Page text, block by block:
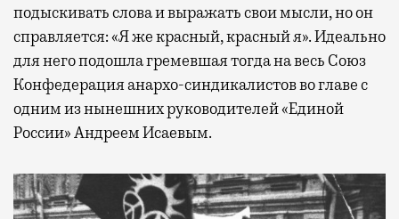
подыскивать слова и выражать свои мысли, но он
справляется: «Я же красный, красный я». Идеально
для него подошла гремевшая тогда на весь Союз
Конфедерация анархо-синдикалистов во главе с
одним из нынешних руководителей «Единой
России» Андреем Исаевым.